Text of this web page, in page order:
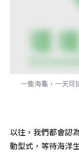
一隻海龜，一天可
以往，我們都會認
動型式，等待海洋